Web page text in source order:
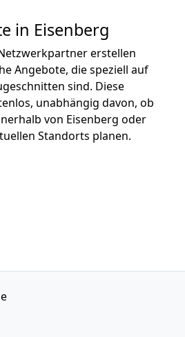
in Eisenberg
erstellen
Angebote, die speziell auf
sind. Diese
unabhängig davon, ob
von Eisenberg oder
Standorts planen.